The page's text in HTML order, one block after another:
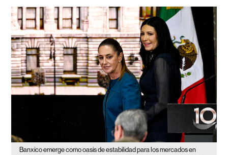
Banxico emerge como oasis de estabilidad para los mercados en